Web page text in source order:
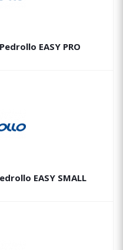
EASY PRO
EASY SMALL